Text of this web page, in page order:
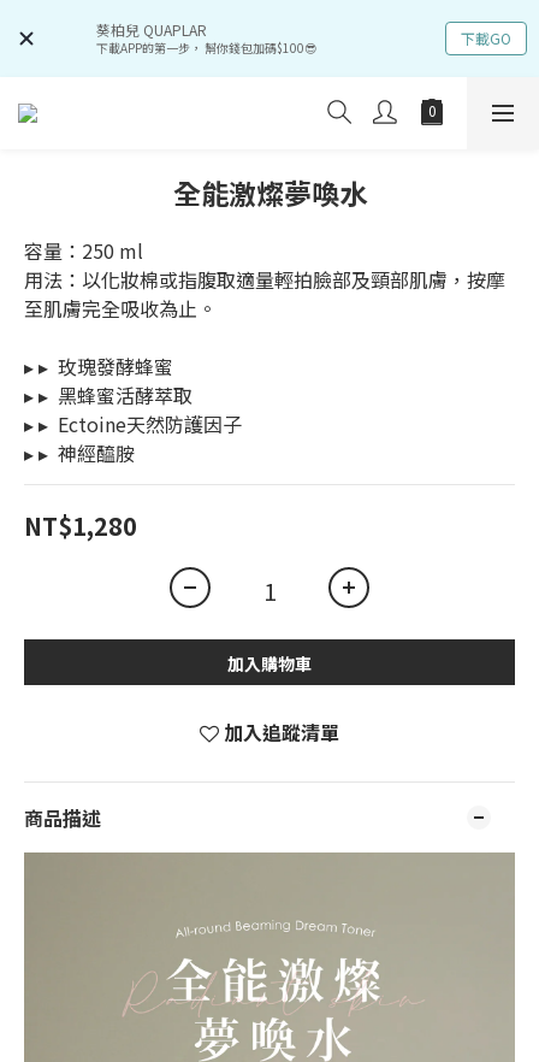
葵柏兒 QUAPLAR
下載APP的第一步， 幫你錢包加碼$100😎 下載GO
全能激燦夢喚水
容量：250 ml
用法：以化妝棉或指腹取適量輕拍臉部及頸部肌膚，按摩
至肌膚完全吸收為止。
▸ ▸  玫瑰發酵蜂蜜
▸ ▸  黑蜂蜜活酵萃取
▸ ▸  Ectoine天然防護因子
▸ ▸  神經醯胺
NT$1,280
加入購物車
加入追蹤清單
商品描述